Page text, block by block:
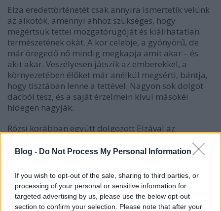
Blog - Do Not Process My Personal Information
If you wish to opt-out of the sale, sharing to third parties, or
processing of your personal or sensitive information for
targeted advertising by us, please use the below opt-out
section to confirm your selection. Please note that after your
Elza eredettörténetét csak annyira ismertetik velünk
az alkotók, amennyi ahhoz szükséges, hogy
megértsük tettei mozgatórugóját és kiállhatatlan
természetének okát. A kor celebje, a gyönyörű, de
már öregedő nő mindig megkapja amit akar – és
akit akar. Veszélyesen játszik az emberekkel, a
környezetében élőket már anélkül megsérti, bántja,
hogy tisztában lenne a tettével. Nagyon sok dolgot
dacból tesz, és a saját érzelmein kívül másokéi
hidegen hagyják.
Rózsi korábban együtt dolgozott Elzával az
másiknak nem. Rózsi így barátnője szolgálatába állt,
komorna úrnőjét okolja azért, hogy ő most azt az
életet éli, ami őt illetné meg. Rózsi és Elza között a
gyengéd érzelmek fokozatosan féltékenységgé,
vádaskodássá alakulnak Kató felbukkanásával.